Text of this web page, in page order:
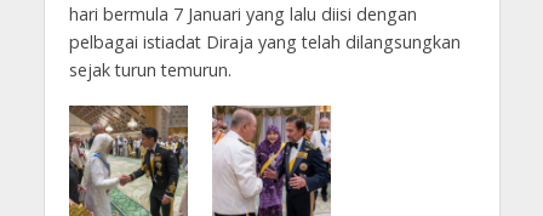
hari bermula 7 Januari yang lalu diisi dengan
pelbagai istiadat Diraja yang telah dilangsungkan
sejak turun temurun.